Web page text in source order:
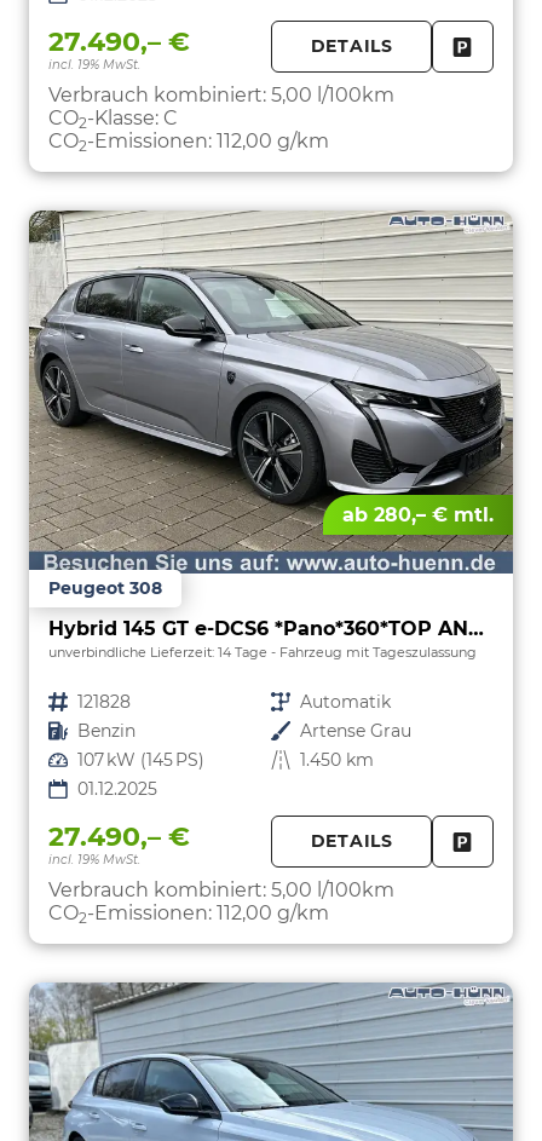
27.490,– €
incl. 19% MwSt.
DETAILS
Verbrauch kombiniert: 5,00 l/100km
CO2-Klasse: C
CO2-Emissionen: 112,00 g/km
ab 280,– € mtl.
Peugeot 308
Hybrid 145 GT e-DCS6 *Pano*360*TOP ANGEBOT
unverbindliche Lieferzeit: 14 Tage Fahrzeug mit Tageszulassung
Fahrzeugnr. 121828 Getriebe Automatik
Kraftstoff Benzin Außenfarbe Artense Grau
Leistung 107 kW (145 PS) Kilometerstand 1.450 km
01.12.2025
27.490,– €
incl. 19% MwSt.
DETAILS
Verbrauch kombiniert: 5,00 l/100km
CO2-Emissionen: 112,00 g/km